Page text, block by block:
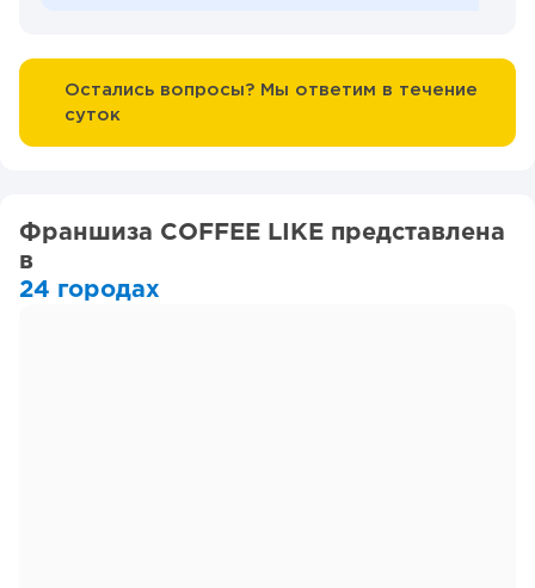
Остались вопросы? Мы ответим в течение
суток
Франшиза COFFEE LIKE представлена
в
24 городах